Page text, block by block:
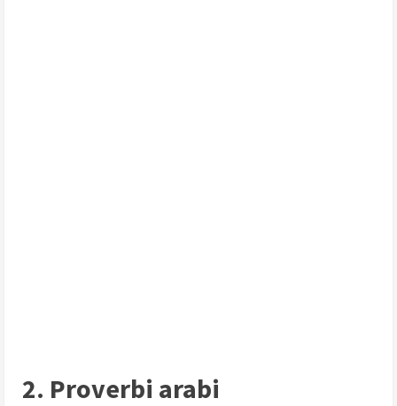
2. Proverbi arabi